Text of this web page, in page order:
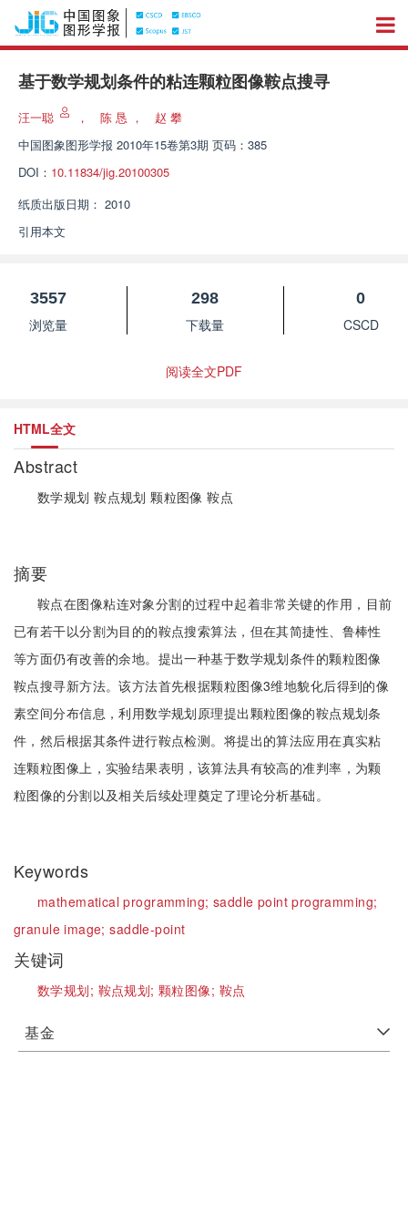
基于数学规划条件的粘连颗粒图像鞍点搜寻
汪一聪 ， 陈 恳 ，
赵 攀
中国图象图形学报 2010年15卷第3期 页码：385
DOI： 10.11834/jig.20100305
纸质出版日期： 2010
引用本文
3557
浏览量
298
下载量
0
CSCD
阅读全文PDF
HTML全文
Abstract
数学规划 鞍点规划 颗粒图像 鞍点
摘要
鞍点在图像粘连对象分割的过程中起着非常关键的作用，目前
已有若干以分割为目的的鞍点搜索算法，但在其简捷性、鲁棒性
等方面仍有改善的余地。提出一种基于数学规划条件的颗粒图像
鞍点搜寻新方法。该方法首先根据颗粒图像3维地貌化后得到的像
素空间分布信息，利用数学规划原理提出颗粒图像的鞍点规划条
件，然后根据其条件进行鞍点检测。将提出的算法应用在真实粘
连颗粒图像上，实验结果表明，该算法具有较高的准判率，为颗
粒图像的分割以及相关后续处理奠定了理论分析基础。
Keywords
mathematical programming; saddle point programming;
granule image;saddle-point
关键词
数学规划; 鞍点规划;颗粒图像; 鞍点
基金